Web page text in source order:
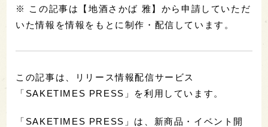
※ この記事は【地酒さかば 雅】から申請していただ
いた情報を情報をもとに制作・配信しています。
この記事は、リリース情報配信サービス
「SAKETIMES PRESS」を利用しています。
「SAKETIMES PRESS」は、新商品・イベント開